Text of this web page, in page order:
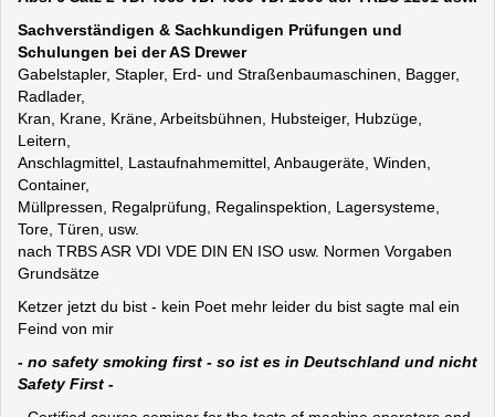
Sachverständigen & Sachkundigen Prüfungen und
Schulungen bei der AS Drewer
Gabelstapler, Stapler, Erd- und Straßenbaumaschinen, Bagger,
Radlader,
Kran, Krane, Kräne, Arbeitsbühnen, Hubsteiger, Hubzüge,
Leitern,
Anschlagmittel, Lastaufnahmemittel, Anbaugeräte, Winden,
Container,
Müllpressen, Regalprüfung, Regalinspektion, Lagersysteme,
Tore, Türen, usw.
nach TRBS ASR VDI VDE DIN EN ISO usw. Normen Vorgaben
Grundsätze
Ketzer jetzt du bist - kein Poet mehr leider du bist sagte mal ein
Feind von mir
- no safety smoking first - so ist es in Deutschland und nicht
Safety First -